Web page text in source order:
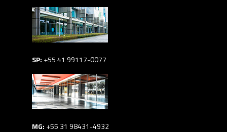
SP: +55 41 99117-0077
MG: +55 31 98431-4932